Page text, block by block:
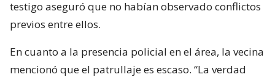
testigo aseguró que no habían observado conflictos
previos entre ellos.
En cuanto a la presencia policial en el área, la vecina
mencionó que el patrullaje es escaso. “La verdad